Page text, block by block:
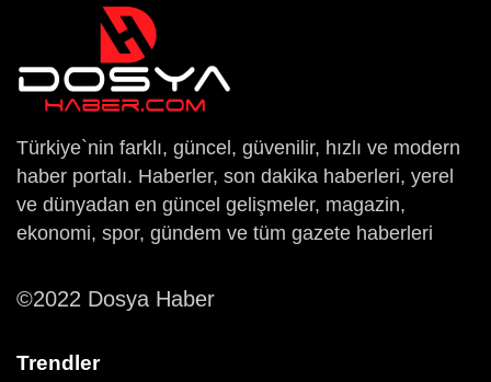
Türkiye`nin farklı, güncel, güvenilir, hızlı ve modern
haber portalı. Haberler, son dakika haberleri, yerel
ve dünyadan en güncel gelişmeler, magazin,
ekonomi, spor, gündem ve tüm gazete haberleri
©2022 Dosya Haber
Trendler